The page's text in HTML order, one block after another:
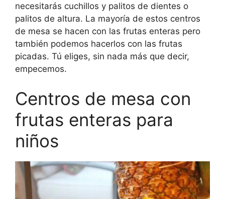
necesitarás cuchillos y palitos de dientes o
palitos de altura. La mayoría de estos centros
de mesa se hacen con las frutas enteras pero
también podemos hacerlos con las frutas
picadas. Tú eliges, sin nada más que decir,
empecemos.
Centros de mesa con
frutas enteras para
niños